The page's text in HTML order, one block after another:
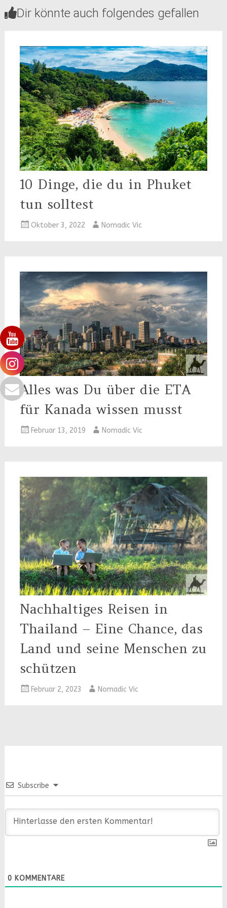
Dir könnte auch folgendes gefallen
10 Dinge, die du in Phuket
tun solltest
Oktober 3, 2022 Nomadic Vic
Alles was Du über die ETA
für Kanada wissen musst
Februar 13, 2019 Nomadic Vic
Nachhaltiges Reisen in
Thailand – Eine Chance, das
Land und seine Menschen zu
schützen
Februar 2, 2023 Nomadic Vic
Subscribe
0 KOMMENTARE